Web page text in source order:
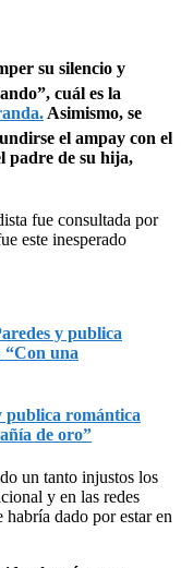
su silencio y
cuál es la
Asimismo, se
el ampay con el
padre de su hija,
fue consultada por
este inesperado
publica romántica
de oro”
un tanto injustos los
y en las redes
dado por estar en